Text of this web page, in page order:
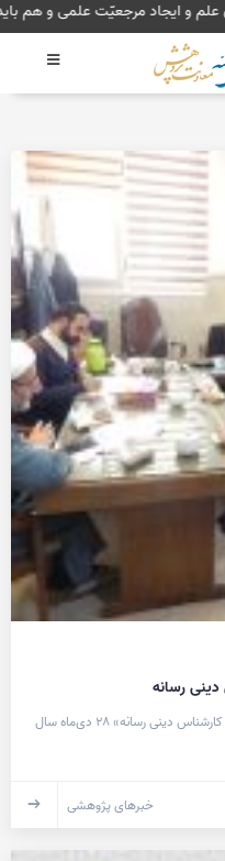
قلّه‌ی علم و ایجاد مرجعیّت
رسانه
نخستین جلسه «بررسی شاخص‌ها و معیارهای کارشناس دینی رسانه» ۲۸ دی‌ماه سال
خبرهای پژوهشی